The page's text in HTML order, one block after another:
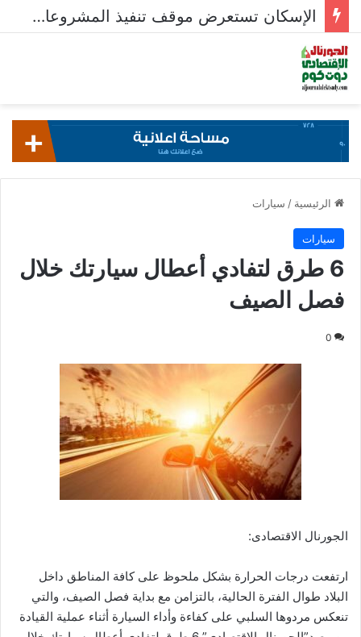
الإسكان تستعرض موقف تنفيذ المشروعات السكنية في 5 مدن جديدة
الرئيسية / سيارات
سيارات
6 طرق لتفادي أعطال سيارتك خلال
فصل الصيف
0
الجورنال الاقتصادى:
ارتفعت درجات الحرارة بشكل ملحوظ على كافة المناطق داخل
البلاد طوال الفترة الحالية، بالتزامن مع بداية فصل الصيف، والتي
تنعكس مردوها السلبي على كفاءة وأداء السيارة أثناء عملية القيادة